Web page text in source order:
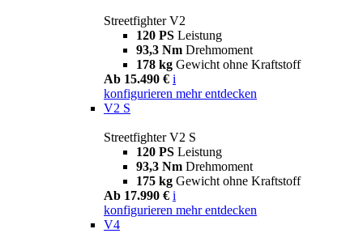
Streetfighter V2
120 PS Leistung
93,3 Nm Drehmoment
178 kg Gewicht ohne Kraftstoff
Ab 15.490 € i
konfigurieren mehr entdecken
V2 S
Streetfighter V2 S
120 PS Leistung
93,3 Nm Drehmoment
175 kg Gewicht ohne Kraftstoff
Ab 17.990 € i
konfigurieren mehr entdecken
V4